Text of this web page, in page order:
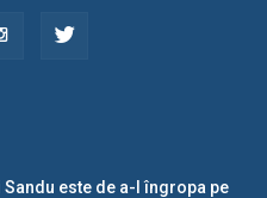
este de a-l îngropa pe